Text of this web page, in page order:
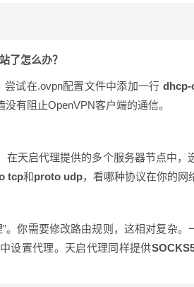
了怎么办？
试在.ovpn配置文件中添加一行 dhcp-
有阻止OpenVPN客户端的通信。
在天启代理提供的多个服务器节点中，
tcp和proto udp，看哪种协议在你的网
。你需要修改路由规则，这相对复杂
设置代理。天启代理同样提供